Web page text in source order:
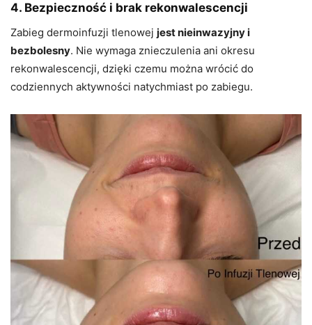
4. Bezpieczność i brak rekonwalescencji
Zabieg dermoinfuzji tlenowej jest nieinwazyjny i
bezbolesny. Nie wymaga znieczulenia ani okresu
rekonwalescencji, dzięki czemu można wrócić do
codziennych aktywności natychmiast po zabiegu.